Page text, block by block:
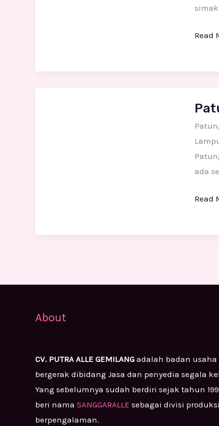
Read
ada
Tugu
Read
About
CV. PUTRA ALLE GEMILANG adalah badan
bergerak dibidang Jasa dan penyedia segala
Yang sebelumnya sudah berdiri sejak tahun
beri nama SANGGARALLE sebagai divisi
berpengalaman.